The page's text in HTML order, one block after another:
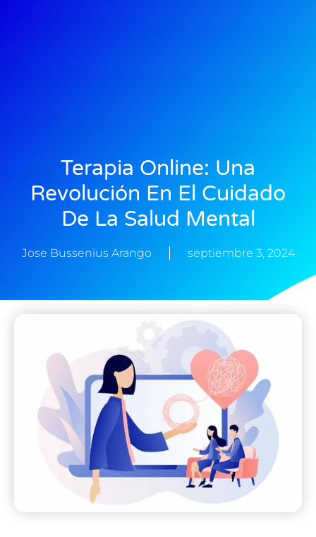
Terapia Online: Una
Revolución En El Cuidado
De La Salud Mental
Jose Bussenius Arango septiembre 3, 2024